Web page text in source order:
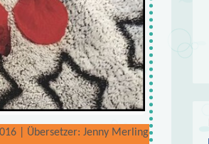
| Übersetzer: Jenny Merling